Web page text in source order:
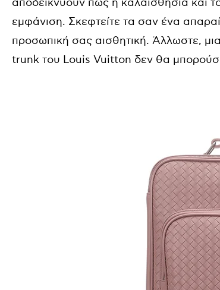
αποδεικνύουν πως η καλαισθησία και
εμφάνιση. Σκεφτείτε τα σαν ένα
προσωπική σας αισθητική. Άλλωστε,
trunk του Louis Vuitton δεν θα